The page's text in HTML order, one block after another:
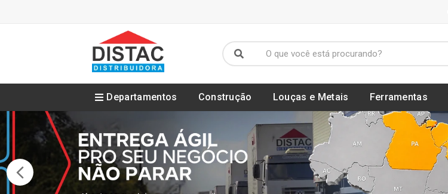
Departamentos Construção Louças e Metais Ferramentas